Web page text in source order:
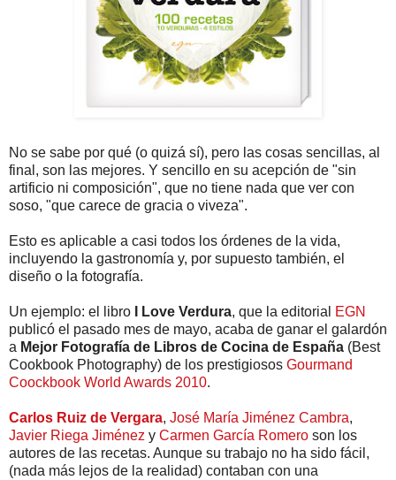
No se sabe por qué (o quizá sí), pero las cosas sencillas, al
final, son las mejores. Y sencillo en su acepción de "sin
artificio ni composición", que no tiene nada que ver con
soso, "que carece de gracia o viveza".
Esto es aplicable a casi todos los órdenes de la vida,
incluyendo la gastronomía y, por supuesto también, el
diseño o la fotografía.
Un ejemplo: el libro I Love Verdura, que la editorial EGN
publicó el pasado mes de mayo, acaba de ganar el galardón
a Mejor Fotografía de Libros de Cocina de España (Best
Cookbook Photography) de los prestigiosos Gourmand
Coockbook World Awards 2010.
Carlos Ruiz de Vergara, José María Jiménez Cambra,
Javier Riega Jiménez y Carmen García Romero son los
autores de las recetas. Aunque su trabajo no ha sido fácil,
(nada más lejos de la realidad) contaban con una